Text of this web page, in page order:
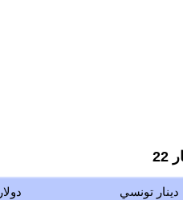
دينار تونسي